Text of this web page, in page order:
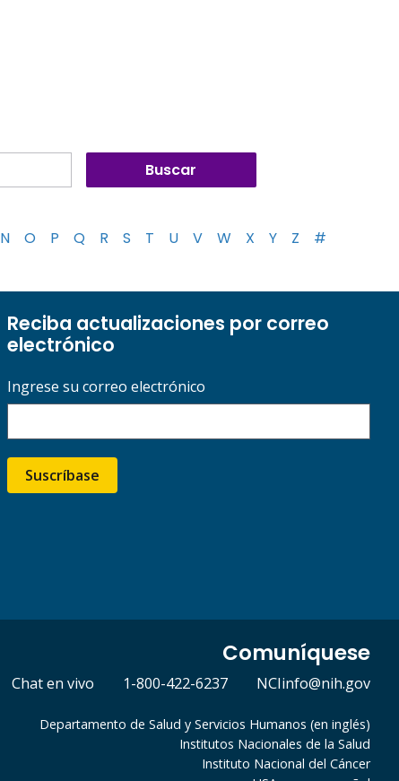
N O P Q R S T U V W X Y Z #
Reciba actualizaciones por correo
electrónico
Ingrese su correo electrónico
Suscríbase
Comuníquese
Chat en vivo 1-800-422-6237 NCIinfo@nih.gov
Departamento de Salud y Servicios Humanos (en inglés)
Institutos Nacionales de la Salud
Instituto Nacional del Cáncer